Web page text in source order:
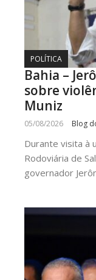
POLÍTICA
Bahia –
sobre
Muniz
05/08/2026 Blog
Durante visita à
Rodoviária de
governador